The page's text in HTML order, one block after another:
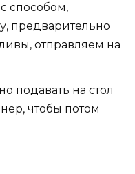
способом,
предварительно
отправляем на
подавать на стол
чтобы потом